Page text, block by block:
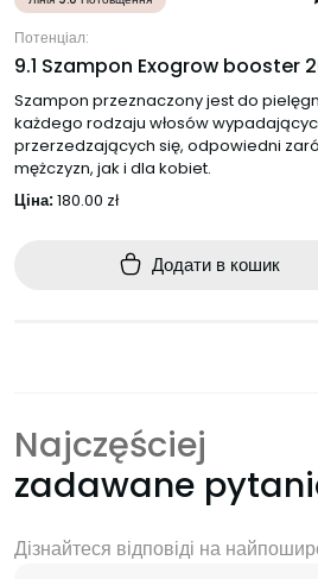
Потенціал:
9.1 Szampon Exogrow booster
Szampon przeznaczony jest do
każdego rodzaju włosów
przerzedzających się, odpowiedni
mężczyzn, jak i dla kobiet.
Ціна:180.00 zł
Додати в кошик
Najczęściej
zadawane
Дізнайтеся відповіді на